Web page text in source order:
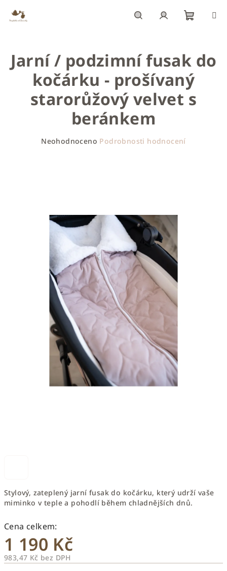
obsah
košík
Stylový, zateplený jarní fusak do kočárku, který udrží vaše
miminko v teple a pohodlí během chladnějších dnů.
1 190 Kč
983,47 Kč bez DPH
Jarní / podzimní fusak do
kočárku - prošívaný
starorůžový velvet s
beránkem
Neohodnoceno Podrobnosti hodnocení